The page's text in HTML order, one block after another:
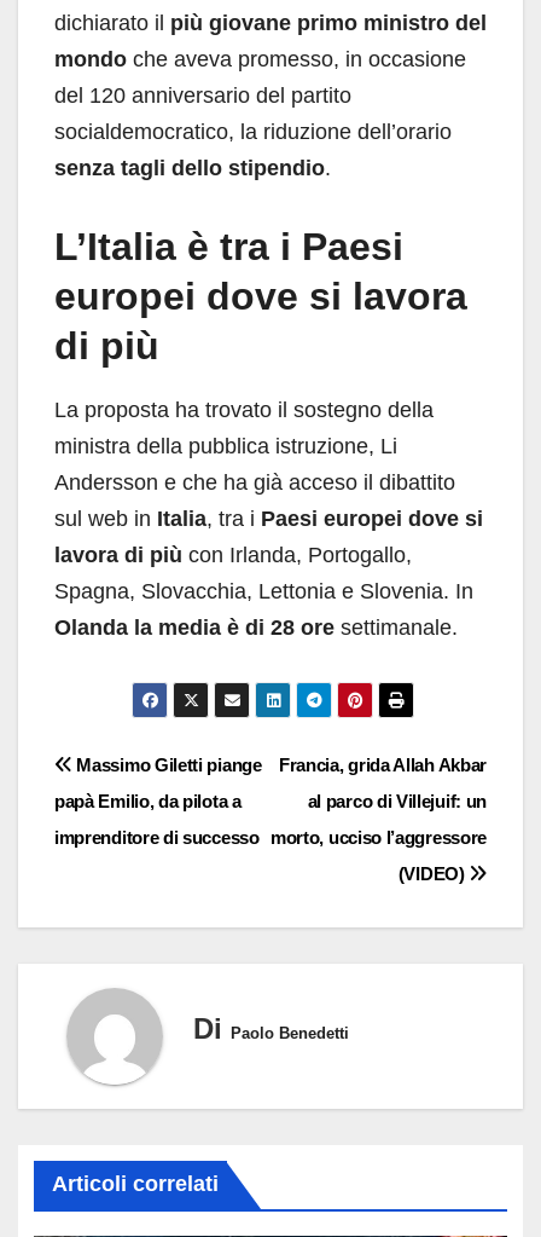
dichiarato il più giovane primo ministro del
mondo che aveva promesso, in occasione
del 120 anniversario del partito
socialdemocratico, la riduzione dell’orario
senza tagli dello stipendio.
L’Italia è tra i Paesi
europei dove si lavora
di più
La proposta ha trovato il sostegno della
ministra della pubblica istruzione, Li
Andersson e che ha già acceso il dibattito
sul web in Italia, tra i Paesi europei dove si
lavora di più con Irlanda, Portogallo,
Spagna, Slovacchia, Lettonia e Slovenia. In
Olanda la media è di 28 ore settimanale.
Navigazione
articoli
Francia, grida Allah Akbar
al parco di Villejuif: un
morto, ucciso l’aggressore
(VIDEO)
Massimo Giletti piange
papà Emilio, da pilota a
imprenditore di successo
Di Paolo Benedetti
Articoli correlati